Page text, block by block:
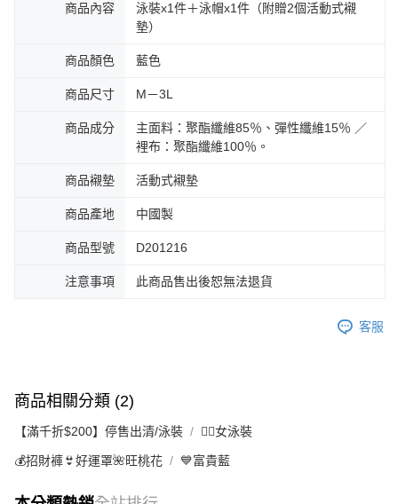
商品內容
泳裝x1件＋泳帽x1件（附贈2個活動式襯
墊）
商品顏色 藍色
商品尺寸 M－3L
商品成分
主面料：聚酯纖維85％、彈性纖維15％ ／
裡布：聚酯纖維100％。
商品襯墊 活動式襯墊
商品產地 中國製
商品型號 D201216
注意事項 此商品售出後恕無法退貨
客服
商品相關分類 (2)
【滿千折$200】停售出清/泳裝 🏊‍♀️女泳裝
💰招財褲👙好運罩🌺旺桃花 💙富貴藍